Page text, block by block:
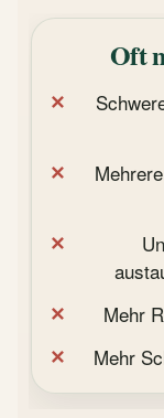
Oft
Mehr
Mehr